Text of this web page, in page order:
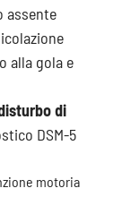
assente
alla gola e
di
DSM-5
motoria